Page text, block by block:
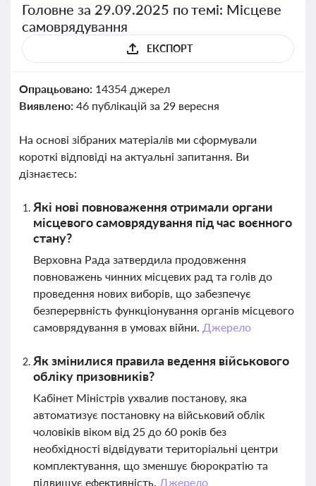
Головне за 29.09.2025 по темі: Місцеве
самоврядування
ЕКСПОРТ
Опрацьовано: 14354 джерел
Виявлено: 46 публікацій за 29 вересня
На основі зібраних матеріалів ми сформували
короткі відповіді на актуальні запитання. Ви
дізнаєтесь:
Які нові повноваження отримали органи
місцевого самоврядування під час воєнного
стану?
Верховна Рада затвердила продовження
повноважень чинних місцевих рад та голів до
проведення нових виборів, що забезпечує
безперервність функціонування органів місцевого
самоврядування в умовах війни. Джерело
Як змінилися правила ведення військового
обліку призовників?
Кабінет Міністрів ухвалив постанову, яка
автоматизує постановку на військовий облік
чоловіків віком від 25 до 60 років без
необхідності відвідувати територіальні центри
комплектування, що зменшує бюрократію та
підвищує ефективність. Джерело